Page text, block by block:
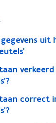
uit
correct